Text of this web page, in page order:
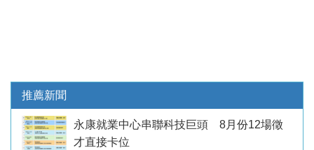
推薦新聞
永康就業中心串聯科技巨頭 8月份12場徵
才直接卡位